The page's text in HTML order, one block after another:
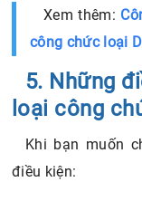
Xem thêm:
công chức loại D
5. Những
loại công
Khi bạn muốn
điều kiện: